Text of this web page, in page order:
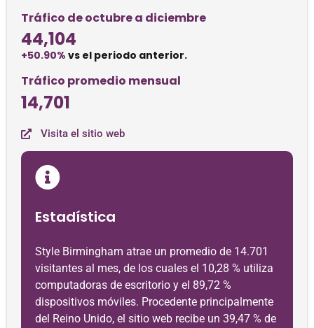
Tráfico de octubre a diciembre
44,104
+50.90% vs el periodo anterior.
Tráfico promedio mensual
14,701
Visita el sitio web
Estadística
Style Birmingham atrae un promedio de 14.701
visitantes al mes, de los cuales el 10,28 % utiliza
computadoras de escritorio y el 89,72 %
dispositivos móviles. Procedente principalmente
del Reino Unido, el sitio web recibe un 39,47 % de